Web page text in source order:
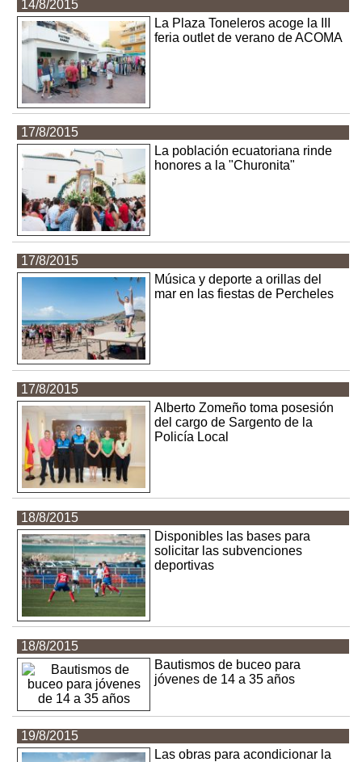
14/8/2015
La Plaza Toneleros acoge la III
feria outlet de verano de ACOMA
17/8/2015
La población ecuatoriana rinde
honores a la "Churonita"
17/8/2015
Música y deporte a orillas del
mar en las fiestas de Percheles
17/8/2015
Alberto Zomeño toma posesión
del cargo de Sargento de la
Policía Local
18/8/2015
Disponibles las bases para
solicitar las subvenciones
deportivas
18/8/2015
Bautismos de buceo para
jóvenes de 14 a 35 años
19/8/2015
Las obras para acondicionar la